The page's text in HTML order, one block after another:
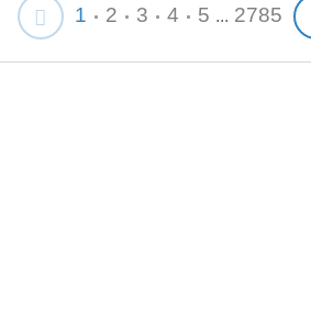
1 2 3 4 5 ... 2785